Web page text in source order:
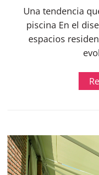
Una tendencia
piscina En el
espacios